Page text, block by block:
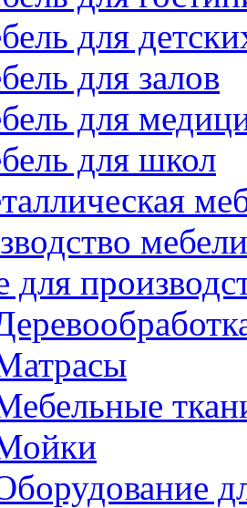
для
для залов
для
для школ
мебели
для